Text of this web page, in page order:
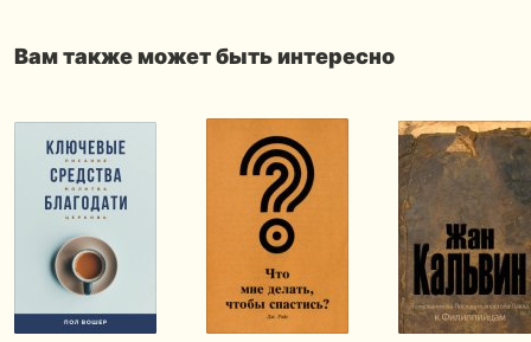
Вам также может быть интересно